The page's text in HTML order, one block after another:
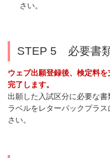
さい。
STEP 5 必要書
ウェブ出願登録後、検定料
完了します。
出願した入試区分に必要な
ラベルをレターパックプラ
さい。